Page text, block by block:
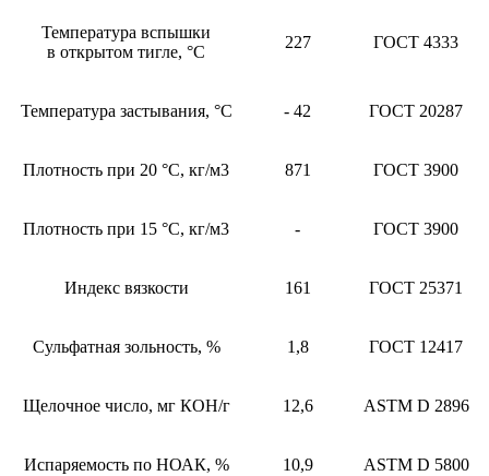
Температура вспышки
в открытом тигле, °С
227 ГОСТ 4333
Температура застывания, °С - 42 ГОСТ 20287
Плотность при 20 °С, кг/м3 871 ГОСТ 3900
Плотность при 15 °С, кг/м3 - ГОСТ 3900
Индекс вязкости 161 ГОСТ 25371
Сульфатная зольность, % 1,8 ГОСТ 12417
Щелочное число, мг КОН/г 12,6 ASTM D 2896
Испаряемость по НОАК, % 10,9 ASTM D 5800